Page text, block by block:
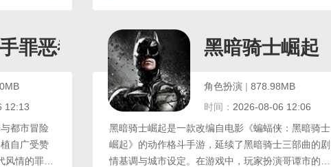
景都承载着独特的风土人情与任务线索。
罪恶都市
12:13
都市冒险
自广受赞
情的罪恶
黑暗骑士崛起
角色扮演 | 878.98MB
时间： 2026-08-06 12:06
黑暗骑士崛起是一款改编自电影《蝙蝠侠：黑暗骑士
崛起》的动作格斗手游，延续了黑暗骑士三部曲的剧
情基调与城市设定。在游戏中，玩家扮演哥谭市的蝙